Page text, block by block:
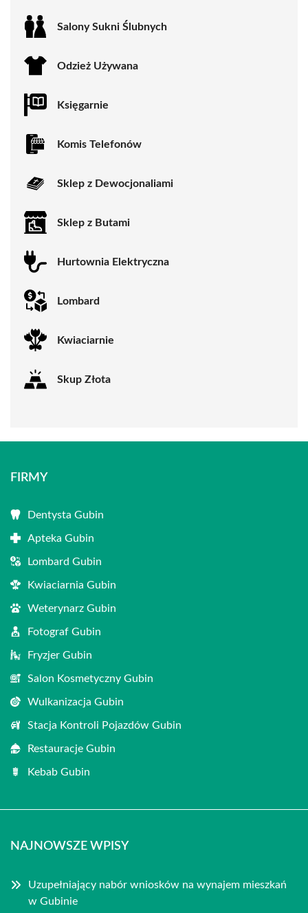
Salony Sukni Ślubnych
Odzież Używana
Księgarnie
Komis Telefonów
Sklep z Dewocjonaliami
Sklep z Butami
Hurtownia Elektryczna
Lombard
Kwiaciarnie
Skup Złota
FIRMY
Dentysta Gubin
Apteka Gubin
Lombard Gubin
Kwiaciarnia Gubin
Weterynarz Gubin
Fotograf Gubin
Fryzjer Gubin
Salon Kosmetyczny Gubin
Wulkanizacja Gubin
Stacja Kontroli Pojazdów Gubin
Restauracje Gubin
Kebab Gubin
NAJNOWSZE WPISY
Uzupełniający nabór wniosków na wynajem mieszkań
w Gubinie